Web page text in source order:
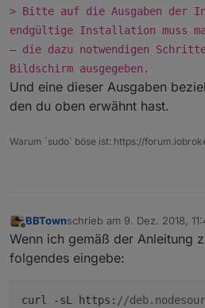
> Bitte auf die Ausgaben der
endgültige Installation muss
– die dazu notwendigen
Bildschirm ausgegeben.
Und eine dieser Ausgaben
den du oben erwähnt hast.
Warum `sudo` böse ist: https://
Offline
BBTownschrieb am 9. Dez. 2018,
zuletzt editiert von
Wenn ich gemäß der Anleitung
folgendes eingebe:
curl -sL https: //